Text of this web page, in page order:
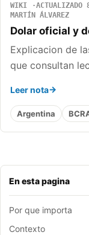
En esta pagina
Por que importa
Contexto
WIKI ACTUALIZADO
MARTÍN ÁLVAREZ
Dolar oficial y
Explicacion de
que consultan
Leer nota
Argentina